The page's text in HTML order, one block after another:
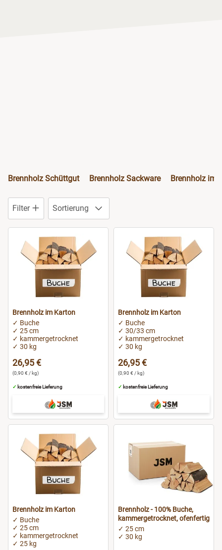
Brennholz Schüttgut Brennholz Sackware Brennholz im
Filter Sortierung
Brennholz im Karton
✓ Buche
✓ 25 cm
✓ kammergetrocknet
✓ 30 kg
26,95 €
(0,90 € / kg)
✓ kostenfreie Lieferung
Brennholz im Karton
✓ Buche
✓ 30/33 cm
✓ kammergetrocknet
✓ 30 kg
26,95 €
(0,90 € / kg)
✓ kostenfreie Lieferung
Brennholz im Karton
✓ Buche
✓ 25 cm
✓ kammergetrocknet
✓ 25 kg
Brennholz - 100% Buche,
kammergetrocknet, ofenfertig
✓ 25 cm
✓ 30 kg
Schleswig-Holstein
Thüringen